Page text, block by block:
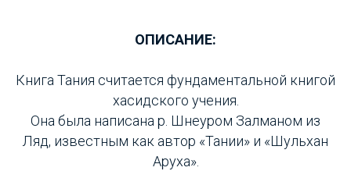
ОПИСАНИЕ:
Книга Тания считается фундаментальной книгой
хасидского учения.
Она была написана р. Шнеуром Залманом из
Ляд, известным как автор «Тании» и «Шульхан
Аруха».